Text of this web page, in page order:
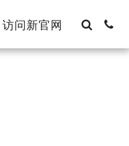
访问新官网